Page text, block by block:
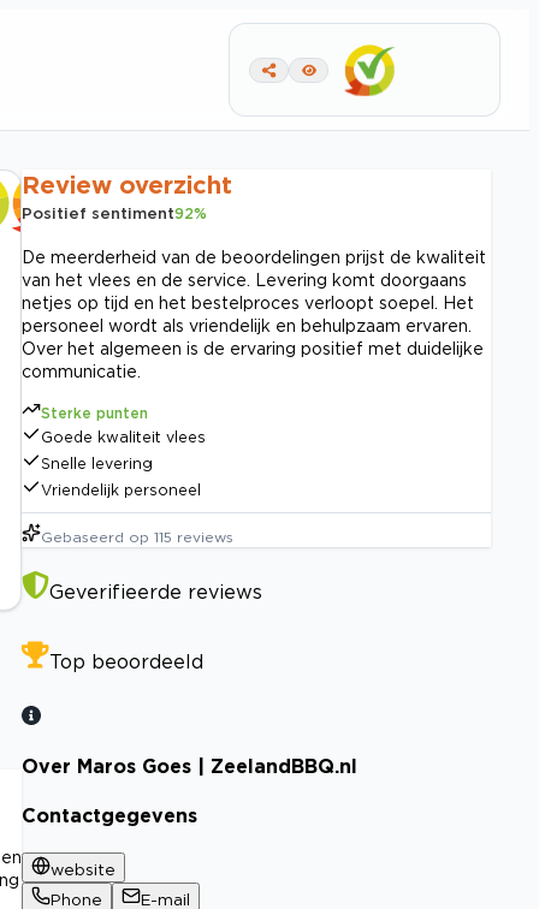
Review overzicht
Positief sentiment92%
De meerderheid van de beoordelingen prijst de kwaliteit
van het vlees en de service. Levering komt doorgaans
netjes op tijd en het bestelproces verloopt soepel. Het
personeel wordt als vriendelijk en behulpzaam ervaren.
Over het algemeen is de ervaring positief met duidelijke
communicatie.
Sterke punten
Goede kwaliteit vlees
Snelle levering
Vriendelijk personeel
Gebaseerd op 115 reviews
Geverifieerde reviews
Top beoordeeld
Over Maros Goes | ZeelandBBQ.nl
Contactgegevens
website
Phone
E-mail